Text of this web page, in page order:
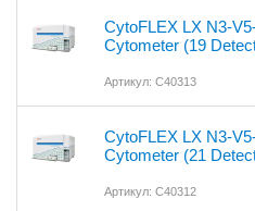
CytoFLEX LX N3-
Cytometer (19
Артикул: C40313
CytoFLEX LX N3-
Cytometer (21
Артикул: C40312